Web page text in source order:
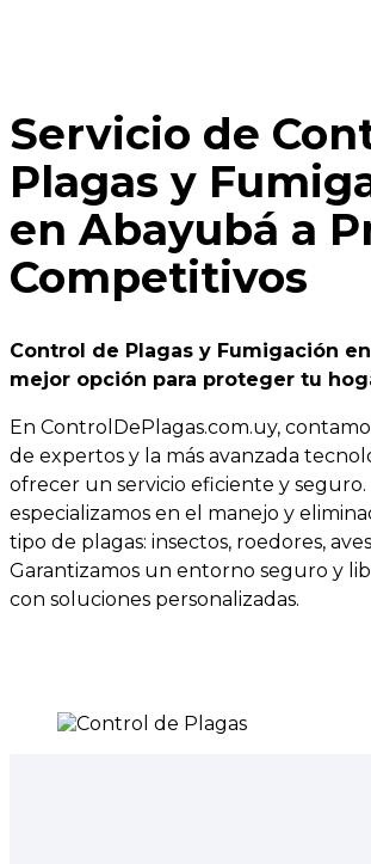
Servicio de
Plagas y
en Abayubá a
Competitivos
Control de Plagas y Fumigación
mejor opción para proteger tu
En ControlDePlagas.com.uy,
de expertos y la más avanzada
ofrecer un servicio eficiente y seguro.
especializamos en el manejo y
tipo de plagas: insectos, roedores,
Garantizamos un entorno seguro y
con soluciones personalizadas.